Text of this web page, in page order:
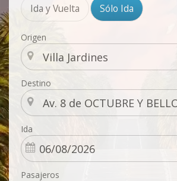
Ida y Vuelta Sólo Ida
Origen
Destino
Ida
Pasajeros